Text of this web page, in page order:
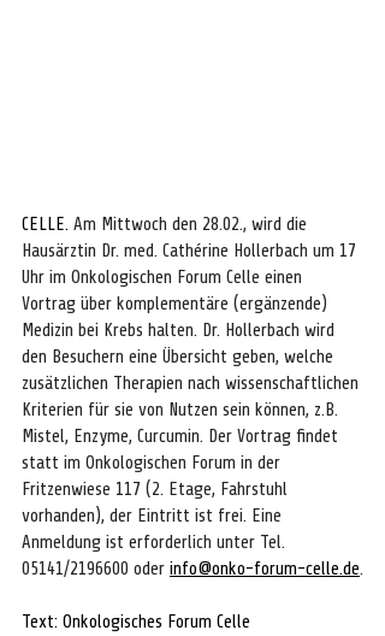
CELLE. Am Mittwoch den 28.02., wird die
Hausärztin Dr. med. Cathérine Hollerbach um 17
Uhr im Onkologischen Forum Celle einen
Vortrag über komplementäre (ergänzende)
Medizin bei Krebs halten. Dr. Hollerbach wird
den Besuchern eine Übersicht geben, welche
zusätzlichen Therapien nach wissenschaftlichen
Kriterien für sie von Nutzen sein können, z.B.
Mistel, Enzyme, Curcumin. Der Vortrag findet
statt im Onkologischen Forum in der
Fritzenwiese 117 (2. Etage, Fahrstuhl
vorhanden), der Eintritt ist frei. Eine
Anmeldung ist erforderlich unter Tel.
05141/2196600 oder info@onko-forum-celle.de.
Text: Onkologisches Forum Celle